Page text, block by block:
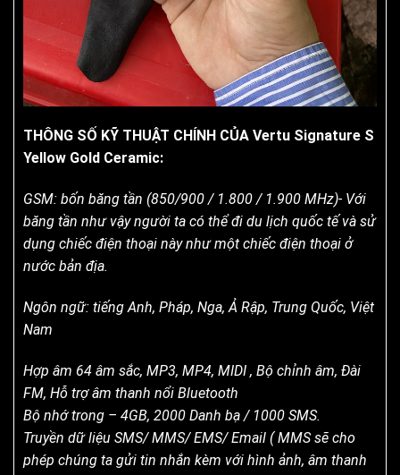
THÔNG SỐ KỸ THUẬT CHÍNH CỦA Vertu Signature S
Yellow Gold Ceramic:
GSM: bốn băng tần (850/900 / 1.800 / 1.900 MHz)- Với
băng tần như vậy người ta có thể đi du lịch quốc tế và sử
dụng chiếc điện thoại này như một chiếc điện thoại ở
nước bản địa.
Ngôn ngữ: tiếng Anh, Pháp, Nga, Ả Rập, Trung Quốc, Việt
Nam
Hợp âm 64 âm sắc, MP3, MP4, MIDI , Bộ chỉnh âm, Đài
FM, Hỗ trợ âm thanh nổi Bluetooth
Bộ nhớ trong – 4GB, 2000 Danh bạ / 1000 SMS.
Truyền dữ liệu SMS/ MMS/ EMS/ Email ( MMS sẽ cho
phép chúng ta gửi tin nhắn kèm với hình ảnh, âm thanh